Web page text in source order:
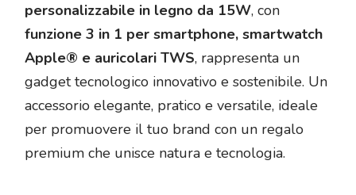
personalizzabile in legno da 15W, con
funzione 3 in 1 per smartphone, smartwatch
Apple® e auricolari TWS, rappresenta un
gadget tecnologico innovativo e sostenibile. Un
accessorio elegante, pratico e versatile, ideale
per promuovere il tuo brand con un regalo
premium che unisce natura e tecnologia.